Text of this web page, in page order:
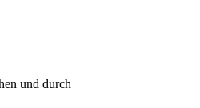
und durch